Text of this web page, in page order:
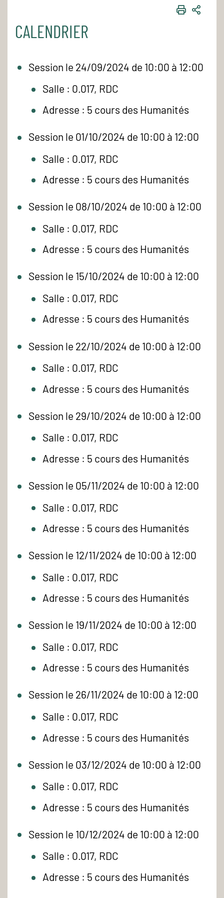
CALENDRIER
Session le 24/09/2024 de 10:00 à 12:00
Salle : 0.017, RDC
Adresse : 5 cours des Humanités
Session le 01/10/2024 de 10:00 à 12:00
Salle : 0.017, RDC
Adresse : 5 cours des Humanités
Session le 08/10/2024 de 10:00 à 12:00
Salle : 0.017, RDC
Adresse : 5 cours des Humanités
Session le 15/10/2024 de 10:00 à 12:00
Salle : 0.017, RDC
Adresse : 5 cours des Humanités
Session le 22/10/2024 de 10:00 à 12:00
Salle : 0.017, RDC
Adresse : 5 cours des Humanités
Session le 29/10/2024 de 10:00 à 12:00
Salle : 0.017, RDC
Adresse : 5 cours des Humanités
Session le 05/11/2024 de 10:00 à 12:00
Salle : 0.017, RDC
Adresse : 5 cours des Humanités
Session le 12/11/2024 de 10:00 à 12:00
Salle : 0.017, RDC
Adresse : 5 cours des Humanités
Session le 19/11/2024 de 10:00 à 12:00
Salle : 0.017, RDC
Adresse : 5 cours des Humanités
Session le 26/11/2024 de 10:00 à 12:00
Salle : 0.017, RDC
Adresse : 5 cours des Humanités
Session le 03/12/2024 de 10:00 à 12:00
Salle : 0.017, RDC
Adresse : 5 cours des Humanités
Session le 10/12/2024 de 10:00 à 12:00
Salle : 0.017, RDC
Adresse : 5 cours des Humanités